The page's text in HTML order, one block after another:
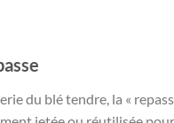
du blé tendre, la «